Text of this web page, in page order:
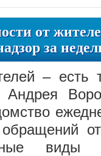
от
за
– есть
Андрея
виды